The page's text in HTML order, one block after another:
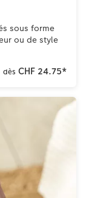
sous forme
ou de style
dès CHF 24.75*